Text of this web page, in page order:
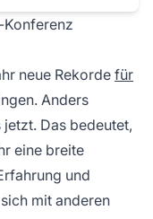
neue Rekorde für
Anders
Das bedeutet,
eine breite
und
mit anderen